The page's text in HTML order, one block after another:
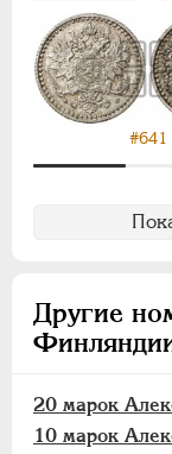
#641
Другие
20 марок
10 марок
1 марка
75 пенни
50 пенни
25 пенни
10 пенни
АЛЕКСАНДР III
ВРЕМЕННОЕ